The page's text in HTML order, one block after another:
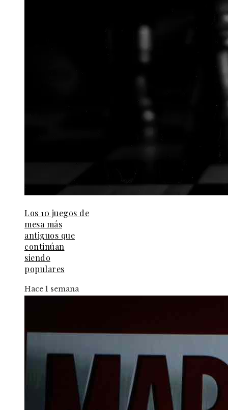
Los 10 juegos de
mesa más
antiguos que
continúan
siendo
populares
Hace 1 semana